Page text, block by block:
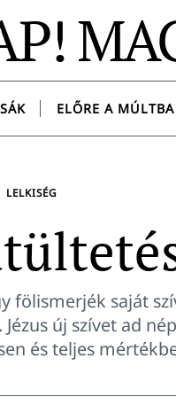
ELŐRE A MÚLTBA
LELKISÉG
fölismerjék saját
új szívet ad
és teljes